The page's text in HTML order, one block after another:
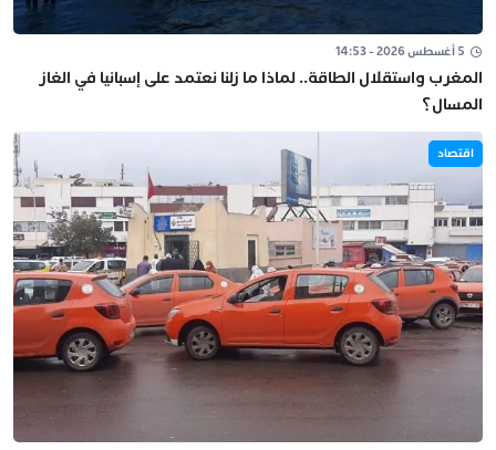
5 أغسطس 2026 - 14:53
المغرب واستقلال الطاقة.. لماذا ما زلنا نعتمد على إسبانيا في الغاز
المسال؟
اقتصاد